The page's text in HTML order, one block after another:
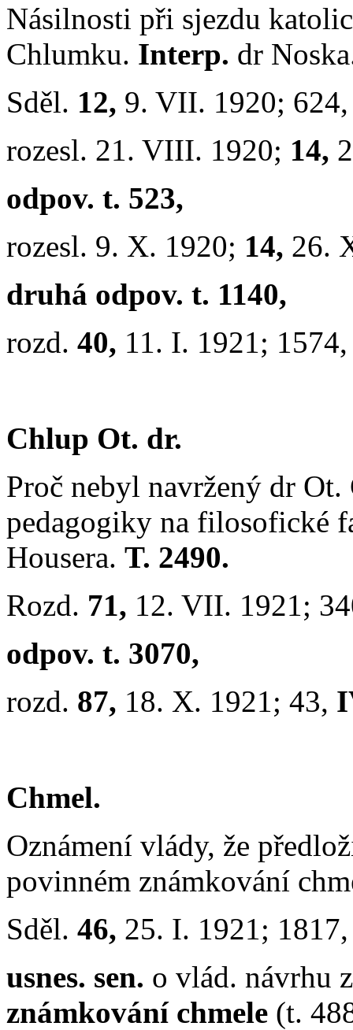
Násilnosti při sjezdu
Chlumku. Interp. dr
Sděl. 12, 9. VII. 1920;
rozesl. 21. VIII. 1920; 14,
odpov. t. 523,
rozesl. 9. X. 1920; 14, 26.
druhá odpov. t. 1140,
rozd. 40, 11. I. 1921;
Chlup Ot. dr.
Proč nebyl navržený dr
pedagogiky na filosofické
Housera. T. 2490.
Rozd. 71, 12. VII. 1921;
odpov. t. 3070,
rozd. 87, 18. X. 1921; 43,
Chmel.
Oznámení vlády, že
povinném známkování
Sděl. 46, 25. I. 1921;
usnes. sen. o vlád. návrhu
známkování chmele (t.